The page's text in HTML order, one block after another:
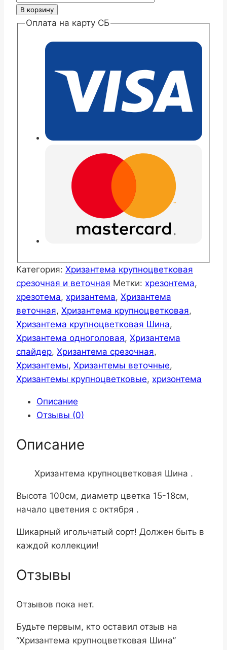
товара
Хризантема
В корзину
Оплата на карту СБ
Категория: Хризантема крупноцветковая
срезочная и веточная Метки: хрезонтема,
хрезотема, хризантема, Хризантема
веточная, Хризантема крупноцветковая,
Хризантема крупноцветковая Шина,
Хризантема одноголовая, Хризантема
спайдер, Хризантема срезочная,
Хризантемы, Хризантемы веточные,
Хризантемы крупноцветковые, хризонтема
Описание
Отзывы (0)
Описание
Хризантема крупноцветковая Шина .
Высота 100см, диаметр цветка 15-18см,
начало цветения с октября .
Шикарный игольчатый сорт! Должен быть в
каждой коллекции!
Отзывы
Отзывов пока нет.
Будьте первым, кто оставил отзыв на
“Хризантема крупноцветковая Шина”